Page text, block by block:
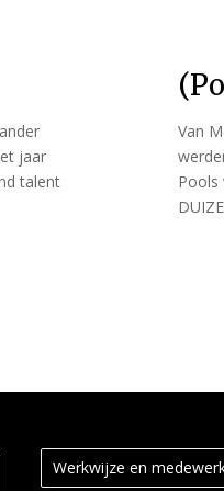
jaar
talent
Van
Pools
Werkwijze en